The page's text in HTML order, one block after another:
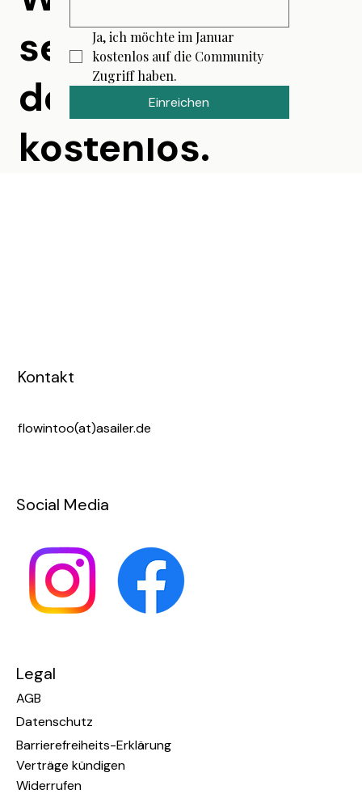
setzen lassen -
der Einstieg ist
kostenlos.
Ja, ich möchte im Januar
kostenlos auf die Community
Zugriff haben.
Einreichen
Kontakt
flowintoo(at)asailer.de
Social Media
Legal
AGB
Datenschutz
Barrierefreiheits-Erklärung
Verträge kündigen
Widerrufen